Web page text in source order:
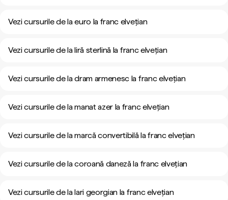
Vezi cursurile de la euro la franc elvețian
Vezi cursurile de la liră sterlină la franc elvețian
Vezi cursurile de la dram armenesc la franc elvețian
Vezi cursurile de la manat azer la franc elvețian
Vezi cursurile de la marcă convertibilă la franc elvețian
Vezi cursurile de la coroană daneză la franc elvețian
Vezi cursurile de la lari georgian la franc elvețian